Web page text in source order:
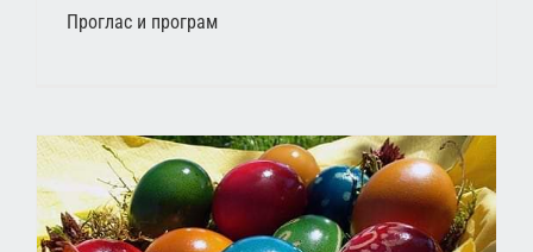
Проглас и програм